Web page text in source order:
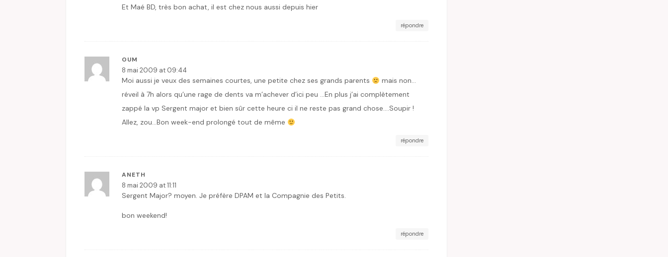
Et Maé BD, très bon achat, il est chez nous aussi depuis hier
répondre
OUM
8 mai 2009 at 09:44
Moi aussi je veux des semaines courtes, une petite chez ses grands parents
mais non…
réveil à 7h alors qu’une rage de dents va m’achever d’ici peu …En plus j’ai complètement
zappé la vp Sergent major et bien sûr cette heure ci il ne reste pas grand chose….Soupir !
Allez, zou…Bon week-end prolongé tout de même
répondre
ANETH
8 mai 2009 at 11:11
Sergent Major? moyen. Je préfère DPAM et la Compagnie des Petits.
bon weekend!
répondre